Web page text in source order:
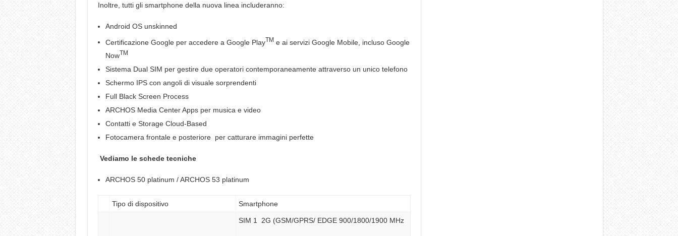
Inoltre, tutti gli smartphone della nuova linea includeranno:
Android OS unskinned
Certificazione Google per accedere a Google PlayTM e ai servizi Google Mobile, incluso Google
NowTM
Sistema Dual SIM per gestire due operatori contemporaneamente attraverso un unico telefono
Schermo IPS con angoli di visuale sorprendenti
Full Black Screen Process
ARCHOS Media Center Apps per musica e video
Contatti e Storage Cloud-Based
Fotocamera frontale e posteriore per catturare immagini perfette
Vediamo le schede tecniche
ARCHOS 50 platinum / ARCHOS 53 platinum
Tipo di dispositivo Smartphone
SIM 1 2G (GSM/GPRS/ EDGE 900/1800/1900 MHz